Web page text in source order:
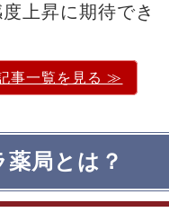
上昇に期待でき
事一覧を見る ≫
局とは？